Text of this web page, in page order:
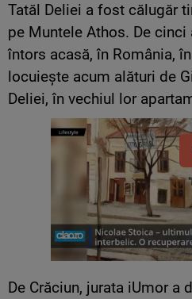
Tatăl Deliei a fost călugăr
pe Muntele Athos. De cinci
întors acasă, în România,
locuiește acum alături de
Deliei, în vechiul lor
De Crăciun, jurata iUmor a